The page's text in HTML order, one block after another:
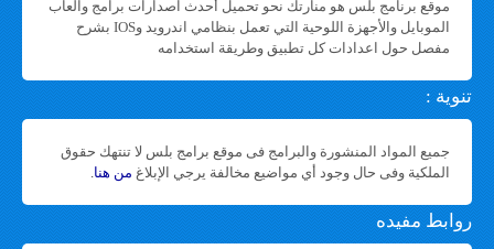
موقع برنامج بلس هو منارتك نحو تحميل أحدث اصدارات برامج والعاب
الموبايل والأجهزة اللوحية التي تعمل بنظامي اندرويد وIOS بشرح
مفصل حول اعدادات كل تطبيق وطريقة استخدامه
تنوية :
جميع المواد المنشورة والبرامج فى موقع برامج بلس لا تنتهك حقوق
الملكية وفى حال وجود أي مواضيع مخالفة يرجي الإبلاغ من هنا.
روابط مفيده